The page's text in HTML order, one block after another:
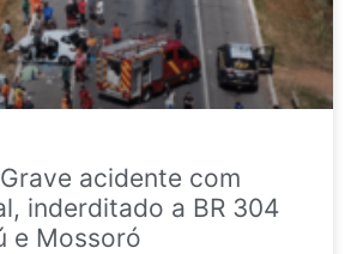
acidente com
inderditado a BR 304
e Mossoró